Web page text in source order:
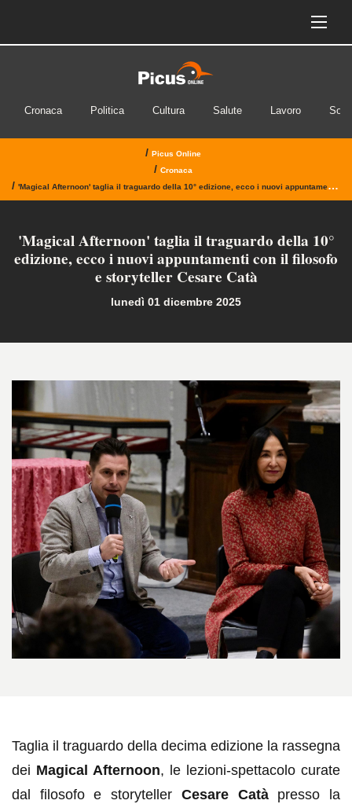
Cronaca Politica Cultura Salute Lavoro
/ Picus Online
/ Cronaca
/ 'Magical Afternoon' taglia il traguardo della 10° edizione, ecco i nuovi appuntamenti con il filosofo e storyteller Cesare Catà
'Magical Afternoon' taglia il traguardo della 10°
edizione, ecco i nuovi appuntamenti con il filosofo
e storyteller Cesare Catà
lunedì 01 dicembre 2025
Taglia il traguardo della decima edizione la rassegna
dei Magical Afternoon, le lezioni-spettacolo curate
dal filosofo e storyteller Cesare Catàpresso la